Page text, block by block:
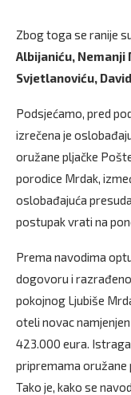
Zbog toga se ranije
Albijaniću, Nemanji
Svjetlanoviću,
Podsjećamo, pred
izrečena je
oružane pljačke
porodice Mrdak,
oslobađajuća
postupak vrati na
Prema navodima
dogovoru i
pokojnog Ljubiše
oteli novac
423.000 eura.
pripremama oružane
Tako je, kako se